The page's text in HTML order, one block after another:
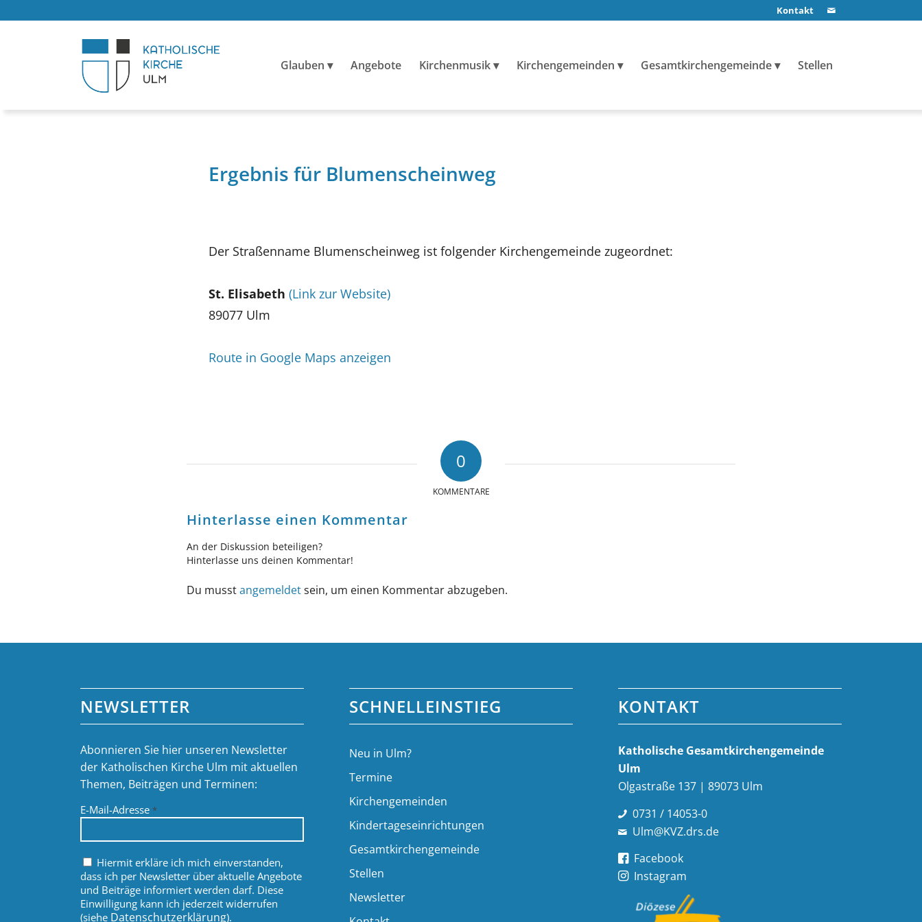
Kontakt
Glauben Angebote Kirchenmusik Kirchengemeinden Gesamtkirchengemeinde Stellen
Ergebnis für Blumenscheinweg
Der Straßenname Blumenscheinweg ist folgender Kirchengemeinde zugeordnet:
St. Elisabeth (Link zur Website)
89077 Ulm
Route in Google Maps anzeigen
0
KOMMENTARE
Hinterlasse einen Kommentar
An der Diskussion beteiligen?
Hinterlasse uns deinen Kommentar!
Du musstangemeldetsein, um einen Kommentar abzugeben.
NEWSLETTER
Abonnieren Sie hier unseren Newsletter
der Katholischen Kirche Ulm mit aktuellen
Themen, Beiträgen und Terminen:
E-Mail-Adresse*
Hiermit erkläre ich mich einverstanden,
dass ich per Newsletter über aktuelle Angebote
und Beiträge informiert werden darf. Diese
Einwilligung kann ich jederzeit widerrufen
(siehe Datenschutzerklärung).
SCHNELLEINSTIEG
Neu in Ulm?
Termine
Kirchengemeinden
Kindertageseinrichtungen
Gesamtkirchengemeinde
Stellen
Newsletter
KONTAKT
Katholische Gesamt­kirchen­gemeinde
Ulm
Olgastraße 137 | 89073 Ulm
0731 / 14053-0
Ulm@KVZ.drs.de
Facebook
Instagram